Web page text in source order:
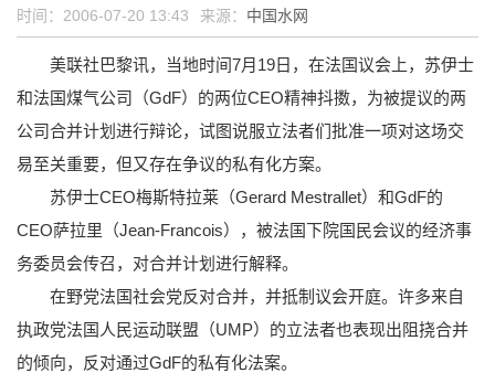
时间：2006-07-20 13:43 来源： 中国水网
美联社巴黎讯，当地时间7月19日，在法国议会上，苏伊士
和法国煤气公司（GdF）的两位CEO精神抖擞，为被提议的两
公司合并计划进行辩论，试图说服立法者们批准一项对这场交
易至关重要，但又存在争议的私有化方案。
苏伊士CEO梅斯特拉莱（Gerard Mestrallet）和GdF的
CEO萨拉里（Jean-Francois），被法国下院国民会议的经济事
务委员会传召，对合并计划进行解释。
在野党法国社会党反对合并，并抵制议会开庭。许多来自
执政党法国人民运动联盟（UMP）的立法者也表现出阻挠合并
的倾向，反对通过GdF的私有化法案。